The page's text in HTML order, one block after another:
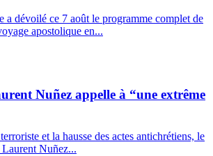
a dévoilé ce 7 août le programme complet de
apostolique en...
Nuñez appelle à “une extrême
et la hausse des actes antichrétiens, le
Nuñez...